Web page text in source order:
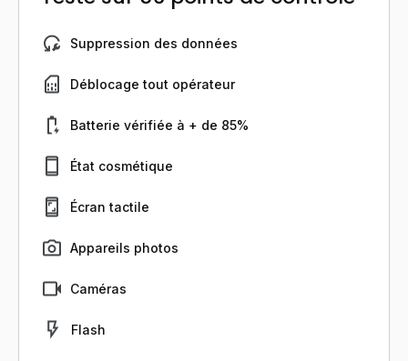
Suppression des données
Déblocage tout opérateur
Batterie vérifiée à + de 85%
État cosmétique
Écran tactile
Appareils photos
Caméras
Flash